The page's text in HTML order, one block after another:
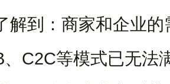
解到：商家和企业
、C2C等模式已无法